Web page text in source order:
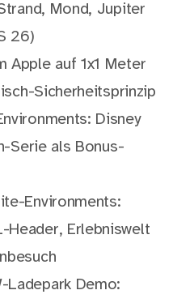
Mond, Jupiter
26)
Apple auf 1x1 Meter
Sicherheitsprinzip
Disney
Serie als Bonus-
Environments:
Header, Erlebniswelt
Ladepark Demo: